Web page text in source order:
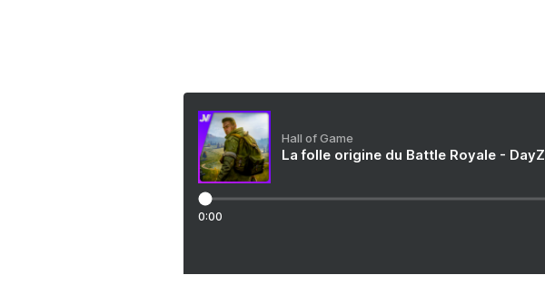
Hall of Game
La folle origine du Battle Royale - DayZ
0:00